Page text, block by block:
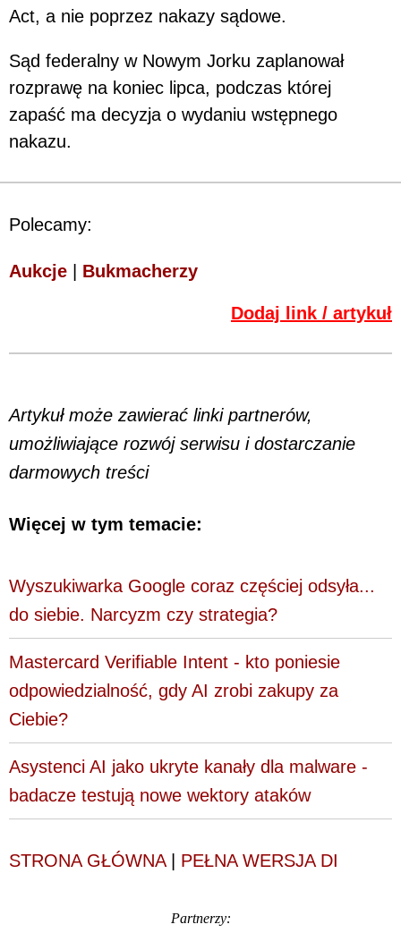
Act, a nie poprzez nakazy sądowe.
Sąd federalny w Nowym Jorku zaplanował
rozprawę na koniec lipca, podczas której
zapaść ma decyzja o wydaniu wstępnego
nakazu.
Polecamy:
Aukcje Bukmacherzy
Dodaj link / artykuł
Artykuł może zawierać linki partnerów,
umożliwiające rozwój serwisu i dostarczanie
darmowych treści
Więcej w tym temacie:
Wyszukiwarka Google coraz częściej odsyła...
do siebie. Narcyzm czy strategia?
Mastercard Verifiable Intent - kto poniesie
odpowiedzialność, gdy AI zrobi zakupy za
Ciebie?
Asystenci AI jako ukryte kanały dla malware -
badacze testują nowe wektory ataków
STRONA GŁÓWNA| PEŁNA WERSJA DI
Partnerzy: